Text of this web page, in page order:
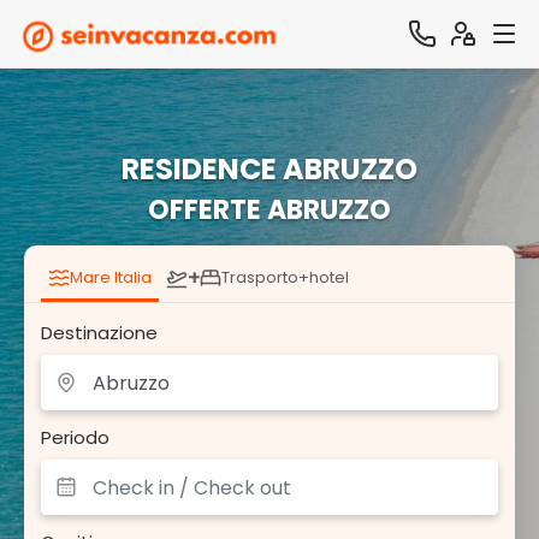
RESIDENCE ABRUZZO
OFFERTE ABRUZZO
Mare Italia + Trasporto+hotel
Destinazione
Periodo